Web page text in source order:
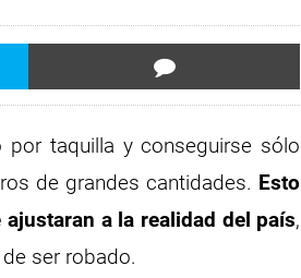
taquilla y conseguirse sólo
de grandes cantidades. Esto
a la realidad del país,
ser robado.